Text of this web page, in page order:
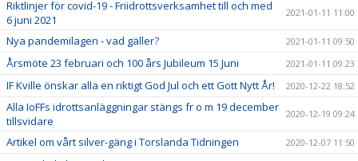
Riktlinjer för covid-19 - Friidrottsverksamhet till och med
6 juni 2021
2021-01-11 11:00
Nya pandemilagen - vad gäller? 2021-01-11 09:50
Årsmöte 23 februari och 100 års Jubileum 15 Juni 2021-01-11 09:23
IF Kville önskar alla en riktigt God Jul och ett Gott Nytt År! 2020-12-22 18:52
Alla IoFFs idrottsanläggningar stängs fr o m 19 december
tillsvidare
2020-12-19 09:24
Artikel om vårt silver-gäng i Torslanda Tidningen 2020-12-07 11:50